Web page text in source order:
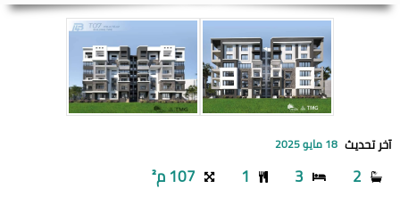
آخر تحديث 18 مايو 2025
2
3
1 107 م²